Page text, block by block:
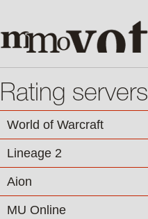
Rating servers
World of Warcraft
Lineage 2
Aion
MU Online